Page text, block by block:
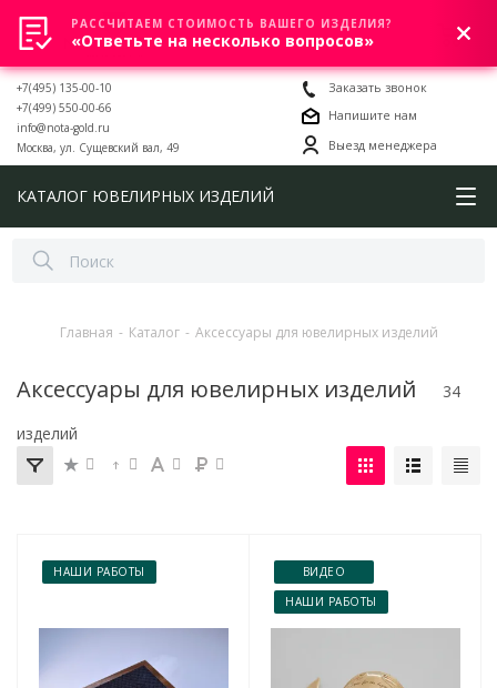
0
+7(495) 135-00-10
+7(499) 550-00-66
info@nota-gold.ru
Москва, ул. Сущевский вал, 49
Заказать звонок
Напишите нам
Выезд менеджера
КАТАЛОГ ЮВЕЛИРНЫХ ИЗДЕЛИЙ
Главная - Каталог - Аксессуары для ювелирных изделий
Аксессуары для ювелирных изделий
34
изделий
НАШИ РАБОТЫ
ВИДЕО
НАШИ РАБОТЫ
РАССЧИТАЕМ СТОИМОСТЬ ВАШЕГО ИЗДЕЛИЯ?
«Ответьте на несколько вопросов»